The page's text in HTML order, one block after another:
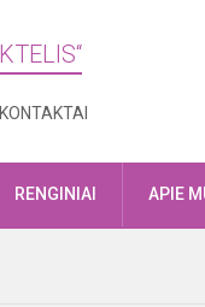
KONTAKTAI
RENGINIAI APIE